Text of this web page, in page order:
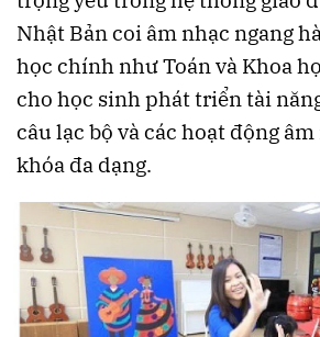
Nhật Bản coi âm nhạc ngang
học chính như Toán và Khoa
cho học sinh phát triển tài
câu lạc bộ và các hoạt động
khóa đa dạng.